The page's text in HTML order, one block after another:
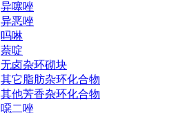
异噻唑
异恶唑
吗啉
萘啶
无卤杂环砌块
其它脂肪杂环化合物
其他芳香杂环化合物
噁二唑